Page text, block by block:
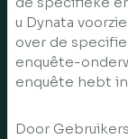
u Dynata
over de
enquête-
enquête hebt
Door